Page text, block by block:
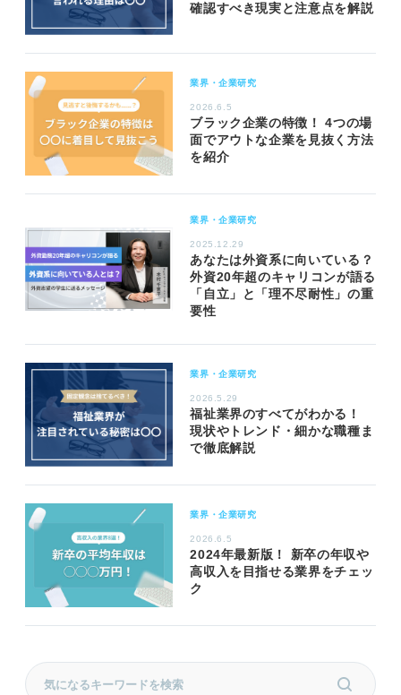
確認すべき現実と注意点を解説
業界・企業研究
2026.6.5
ブラック企業の特徴！ 4つの場
面でアウトな企業を見抜く方法
を紹介
業界・企業研究
2025.12.29
あなたは外資系に向いている？
外資20年超のキャリコンが語る
「自立」と「理不尽耐性」の重
要性
業界・企業研究
2026.5.29
福祉業界のすべてがわかる！
現状やトレンド・細かな職種ま
で徹底解説
業界・企業研究
2026.6.5
2024年最新版！ 新卒の年収や
高収入を目指せる業界をチェッ
ク